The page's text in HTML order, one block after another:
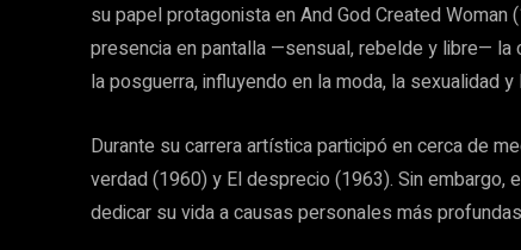
su papel protagonista en And God Created
presencia en pantalla —sensual, rebelde y libre— la
la posguerra, influyendo en la moda, la sexualidad
Durante su carrera artística participó en cerca de
verdad (1960) y El desprecio (1963). Sin embargo,
dedicar su vida a causas personales más